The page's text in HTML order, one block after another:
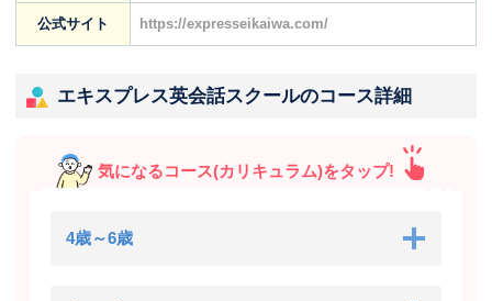
公式サイト https://expresseikaiwa.com/
エキスプレス英会話スクールのコース詳細
気になるコース(カリキュラム)をタップ!
4歳～6歳